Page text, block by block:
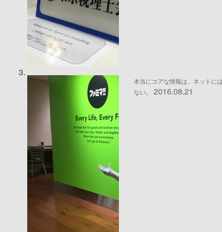
本当にコアな情報は、ネットに
ない。
2016.08.21